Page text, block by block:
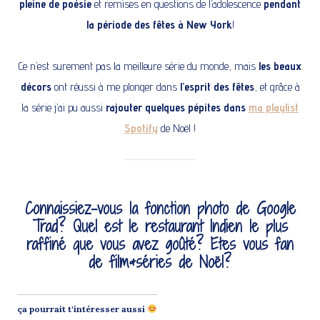
pleine de poésie et remises en questions de l’adolescence pendant
la période des fêtes à New York!
Ce n’est surement pas la meilleure série du monde, mais les beaux
décors ont réussi à me plonger dans l’esprit des fêtes, et grâce à
la série j’ai pu aussi rajouter quelques pépites dans ma playlist
Spotify de Noël !
Connaissiez-vous la fonction photo de Google
Trad? Quel est le restaurant Indien le plus
raffiné que vous avez goûté? Etes vous fan
de film&séries de Noël?
ça pourrait t'intéresser aussi